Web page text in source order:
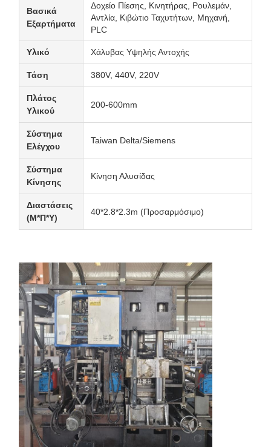
Βασικά
Εξαρτήματα
Δοχείο Πίεσης, Κινητήρας, Ρουλεμάν,
Αντλία, Κιβώτιο Ταχυτήτων, Μηχανή,
PLC
Υλικό Χάλυβας Υψηλής Αντοχής
Τάση 380V, 440V, 220V
Πλάτος
Υλικού
200-600mm
Σύστημα
Ελέγχου
Taiwan Delta/Siemens
Σύστημα
Κίνησης
Κίνηση Αλυσίδας
Διαστάσεις
(Μ*Π*Υ)
40*2.8*2.3m (Προσαρμόσιμο)